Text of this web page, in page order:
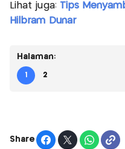
Lihat juga: Tips
Hilbram Dunar
Halaman:
1 2
Share